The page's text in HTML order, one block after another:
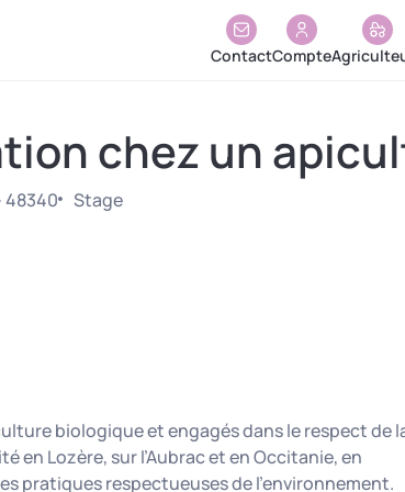
ContactCompte
chez un
48340 Stage
biologique et engagés dans le respect de
en Lozère, sur l’Aubrac et en Occitanie, en
pratiques respectueuses de l’environnement.